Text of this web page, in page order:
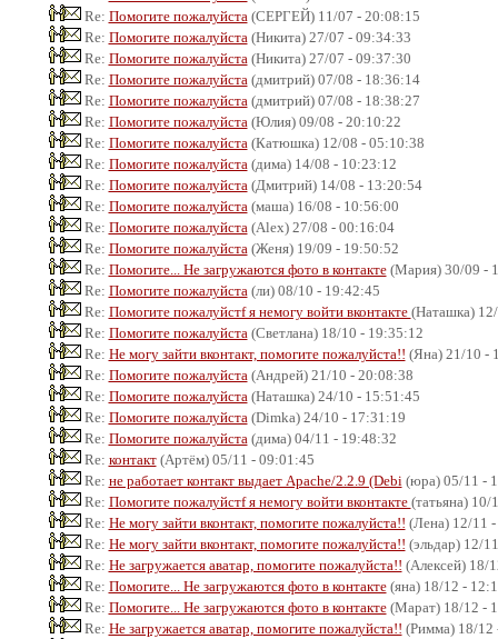
Re: Помогите пожалуйста (СЕРГЕЙ) 11/07 - 20:08:15
Re: Помогите пожалуйста (Никита) 27/07 - 09:34:33
Re: Помогите пожалуйста (Никита) 27/07 - 09:37:30
Re: Помогите пожалуйста (дмитрий) 07/08 - 18:36:14
Re: Помогите пожалуйста (дмитрий) 07/08 - 18:38:27
Re: Помогите пожалуйста (Юлия) 09/08 - 20:10:22
Re: Помогите пожалуйста (Катюшка) 12/08 - 05:10:38
Re: Помогите пожалуйста (дима) 14/08 - 10:23:12
Re: Помогите пожалуйста (Дмитрий) 14/08 - 13:20:54
Re: Помогите пожалуйста (маша) 16/08 - 10:56:00
Re: Помогите пожалуйста (Alex) 27/08 - 00:16:04
Re: Помогите пожалуйста (Женя) 19/09 - 19:50:52
Re: Помогите... Не загружаются фото в контакте(Мария) 30/09 -
Re: Помогите пожалуйста (ли) 08/10 - 19:42:45
Re: Помогите пожалуйстf я немогу войти вконтакте (Наташка)
Re: Помогите пожалуйста (Светлана) 18/10 - 19:35:12
Re: Не могу зайти вконтакт, помогите пожалуйста!! (Яна) 21/10 -
Re: Помогите пожалуйста (Андрей) 21/10 - 20:08:38
Re: Помогите пожалуйста (Наташка) 24/10 - 15:51:45
Re: Помогите пожалуйста (Dimka) 24/10 - 17:31:19
Re: Помогите пожалуйста (дима) 04/11 - 19:48:32
Re: контакт(Артём) 05/11 - 09:01:45
Re: не работает контакт выдает Apache/2.2.9 (Debi (юра) 05/11 -
Re: Помогите пожалуйстf я немогу войти вконтакте (татьяна)
Re: Не могу зайти вконтакт, помогите пожалуйста!! (Лена) 12/11
Re: Не могу зайти вконтакт, помогите пожалуйста!! (эльдар) 12/
Re: Не загружается аватар, помогите пожалуйста!! (Алексей) 18/
Re: Помогите... Не загружаются фото в контакте(яна) 18/12 -
Re: Помогите... Не загружаются фото в контакте(Марат) 18/12 -
Re: Не загружается аватар, помогите пожалуйста!! (Римма) 18/12